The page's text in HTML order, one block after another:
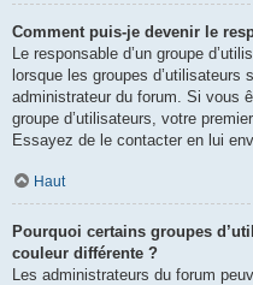
Comment puis-je devenir le
Le responsable d’un groupe
lorsque les groupes
administrateur du forum. Si vous
groupe d’utilisateurs, votre
Essayez de le contacter en lui
Haut
Pourquoi certains groupes
couleur différente ?
Les administrateurs du forum